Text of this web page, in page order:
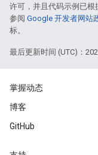
许可，并且代码示例已根
参阅 Google 开发者网站
标。
最后更新时间 (UTC)：
掌握动态
博客
GitHub